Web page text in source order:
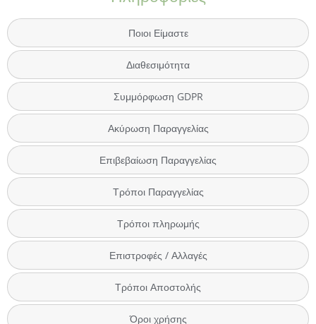
Ποιοι Είμαστε
Διαθεσιμότητα
Συμμόρφωση GDPR
Ακύρωση Παραγγελίας
Επιβεβαίωση Παραγγελίας
Τρόποι Παραγγελίας
Τρόποι πληρωμής
Επιστροφές / Αλλαγές
Τρόποι Αποστολής
Όροι χρήσης